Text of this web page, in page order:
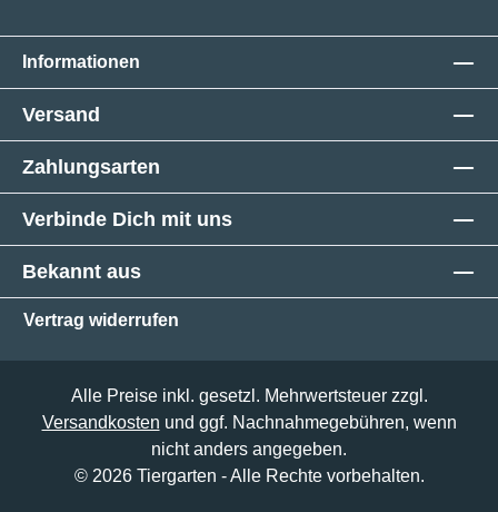
Informationen
Versand
Zahlungsarten
Verbinde Dich mit uns
Bekannt aus
Vertrag widerrufen
Alle Preise inkl. gesetzl. Mehrwertsteuer zzgl.
Versandkosten und ggf. Nachnahmegebühren, wenn
nicht anders angegeben.
© 2026 Tiergarten - Alle Rechte vorbehalten.